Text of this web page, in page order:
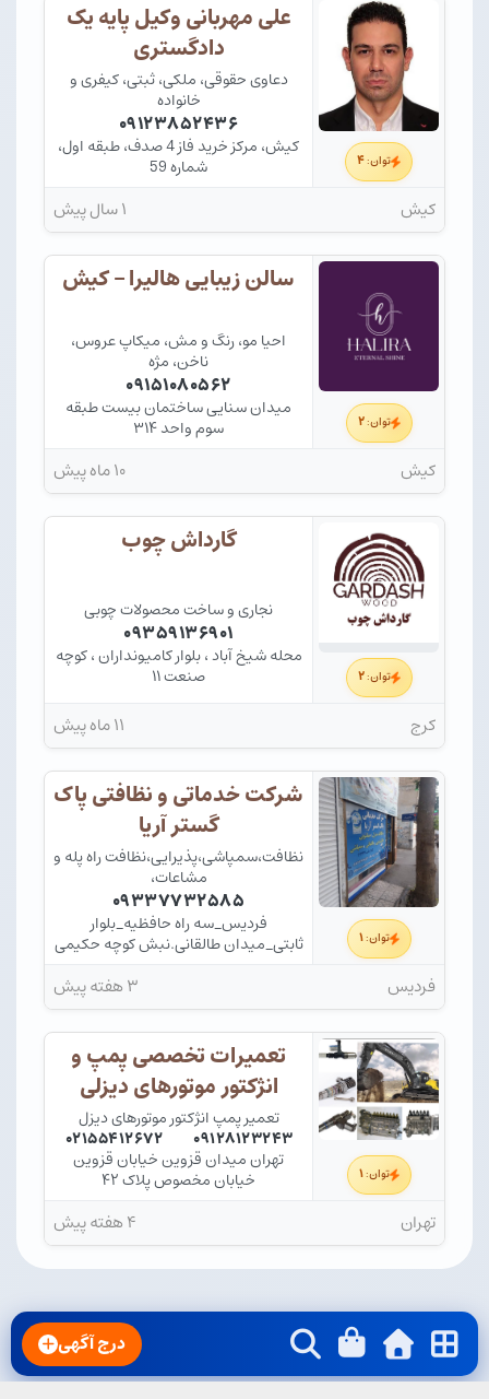
توان:۴
علی مهربانی وکیل پایه یک
دادگستری
دعاوی حقوقی، ملکی، ثبتی، کیفری و
خانواده
۰۹۱۲۳۸۵۲۴۳۶
کیش، مرکز خرید فاز 4 صدف، طبقه اول،
شماره 59
کیش ۱ سال پیش
توان:۲
سالن زیبایی هالیرا – کیش
احیا مو، رنگ و مش، میکاپ عروس،
ناخن، مژه
۰۹۱۵۱۰۸۰۵۶۲
میدان سنایی ساختمان بیست طبقه
سوم واحد ۳۱۴
کیش ۱۰ ماه پیش
توان:۲
گارداش چوب
نجاری و ساخت محصولات چوبی
۰۹۳۵۹۱۳۶۹۰۱
محله شیخ آباد ، بلوار کامیونداران ، کوچه
صنعت ۱۱
کرج ۱۱ ماه پیش
توان:۱
شرکت خدماتی و نظافتی پاک
گستر آریا
نظافت،سمپاشی،پذیرایی،نظافت راه پله و
مشاعات،
۰۹۳۳۷۷۳۲۵۸۵
فردیس_سه راه حافظیه_بلوار
ثابتی_میدان طالقانی.نبش کوچه حکیمی
فردیس ۳ هفته پیش
توان:۱
تعمیرات تخصصی پمپ و
انژکتور موتورهای دیزلی
تعمیر پمپ انژکتور موتورهای دیزل
۰۹۱۲۸۱۲۳۲۴۳ ۰۲۱۵۵۴۱۲۶۷۲
تهران میدان قزوین خیابان قزوین
خیابان مخصوص پلاک ۴۲
تهران ۴ هفته پیش
درج آگهی